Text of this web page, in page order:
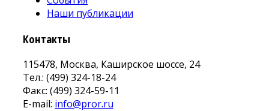
Наши публикации
Контакты
115478, Москва, Каширское шоссе, 24
Тел.: (499) 324-18-24
Факс: (499) 324-59-11
E-mail: info@pror.ru